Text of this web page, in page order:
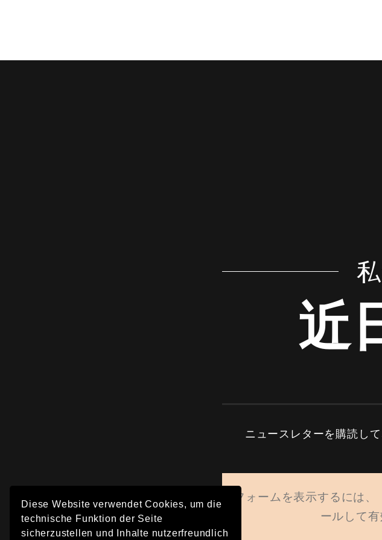
近
ニュースレターを購読し
フォームを表示するには、
ールして
Diese Website verwendet Cookies, um die
technische Funktion der Seite
sicherzustellen und Inhalte nutzerfreundlich